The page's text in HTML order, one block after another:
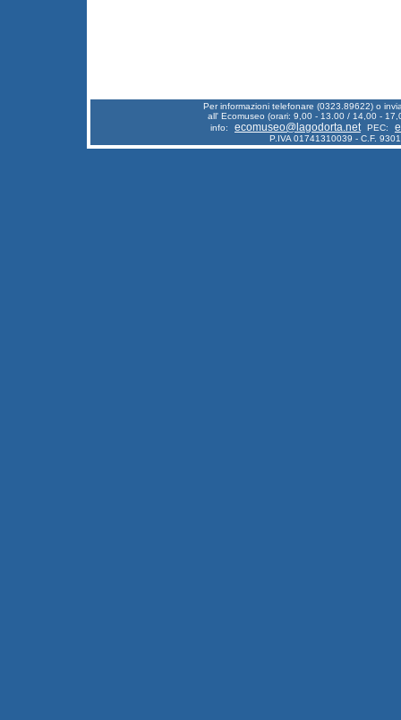
Per informazioni telefonare (0323.89622) o
all' Ecomuseo (orari: 9,00 - 13.00 / 14,00 -
info:
ecomuseo@lagodorta.net PEC:
P.IVA 01741310039 - C.F.